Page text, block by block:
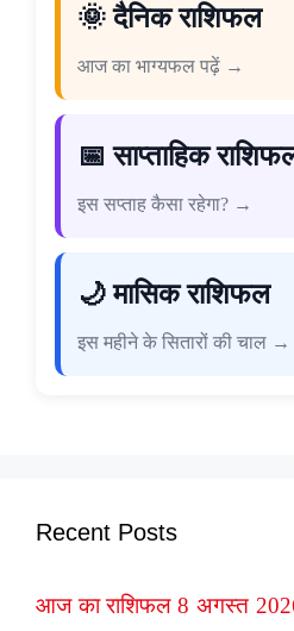
🌞 दैनिक राशिफल
आज का भाग्यफल पढ़ें →
📅 साप्ताहिक
इस सप्ताह कैसा रहेगा? →
🌙 मासिक राशिफल
इस महीने के सितारों की चाल →
Recent Posts
आज का राशिफल 8 अगस्त